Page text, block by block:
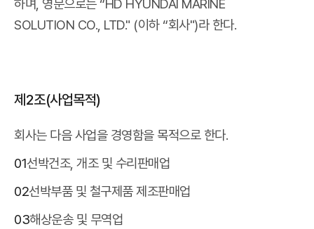
하며, 영문으로는 “HD HYUNDAI MARINE
SOLUTION CO., LTD." (이하 “회사")라 한다.
제2조(사업목적)
회사는 다음 사업을 경영함을 목적으로 한다.
01선박건조, 개조 및 수리판매업
02선박부품 및 철구제품 제조판매업
03해상운송 및 무역업